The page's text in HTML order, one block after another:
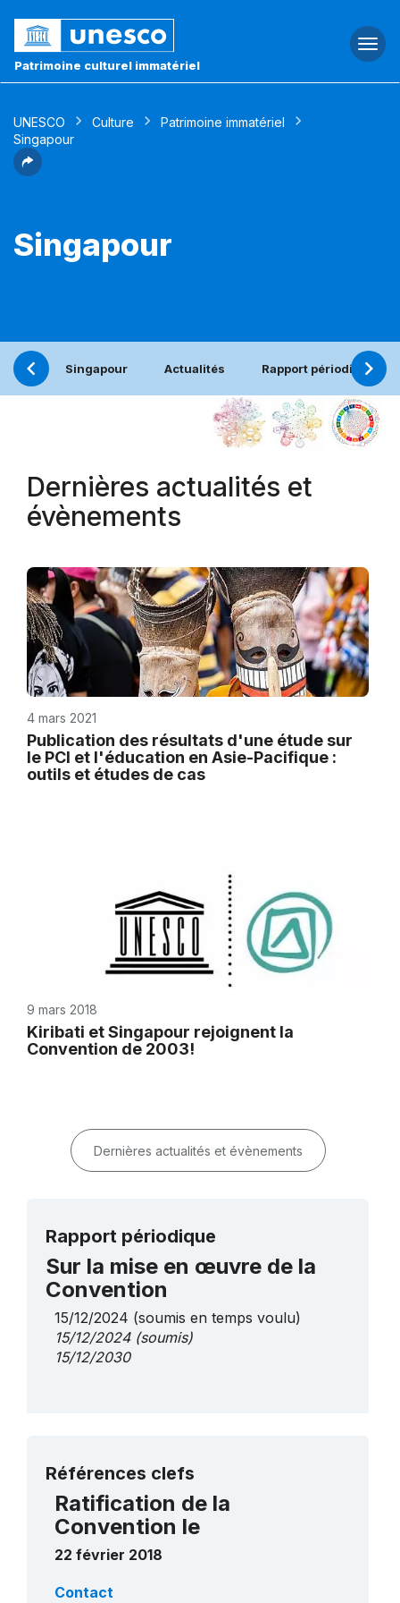
Patrimoine culturel immatériel
UNESCO Culture
Patrimoine immatériel
Singapour
Singapour
Singapour Actualités Rapport périodique
Dernières actualités et
évènements
4 mars 2021
Publication des résultats d'une étude sur
le PCI et l'éducation en Asie-Pacifique :
outils et études de cas
9 mars 2018
Kiribati et Singapour rejoignent la
Convention de 2003!
Dernières actualités et évènements
Rapport périodique
Sur la mise en œuvre de la
Convention
15/12/2024 (soumis en temps voulu)
15/12/2024(soumis)
15/12/2030
Références clefs
Ratification de la
Convention le
22 février 2018
Contact